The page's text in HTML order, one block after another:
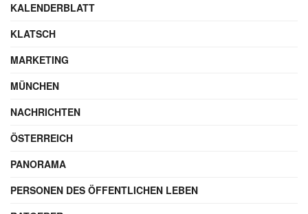
KALENDERBLATT
KLATSCH
MARKETING
MÜNCHEN
NACHRICHTEN
ÖSTERREICH
PANORAMA
PERSONEN DES ÖFFENTLICHEN LEBEN